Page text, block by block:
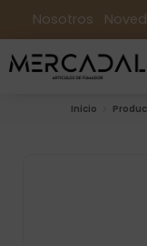
Nosotros
Inicio